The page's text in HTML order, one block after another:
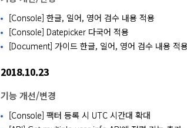
[Console] 한글, 일어, 영어 검수 내용 적용
[Console] Datepicker 다국어 적용
[Document] 가이드 한글, 일어, 영어 검수 내용 적용
2018.10.23
기능 개선/변경
[Console] 팩터 등록 시 UTC 시간대 확대